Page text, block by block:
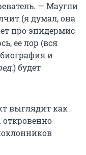
— Маугли
(я думал, она
про эпидермис
ее лор (вся
и
) будет
выглядит как